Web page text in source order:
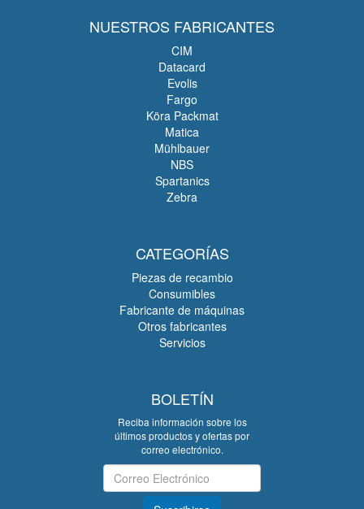
NUESTROS FABRICANTES
CIM
Datacard
Evolis
Fargo
Köra Packmat
Matica
Mühlbauer
NBS
Spartanics
Zebra
CATEGORÍAS
Piezas de recambio
Consumibles
Fabricante de máquinas
Otros fabricantes
Servicios
BOLETÍN
Reciba información sobre los
últimos productos y ofertas por
correo electrónico.
Boletín